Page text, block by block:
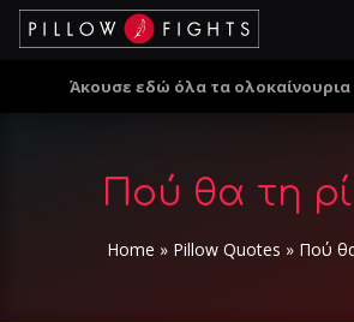
Άκουσε εδώ όλα τα
Πού θα τη
Home » Pillow Quotes » Πού θα